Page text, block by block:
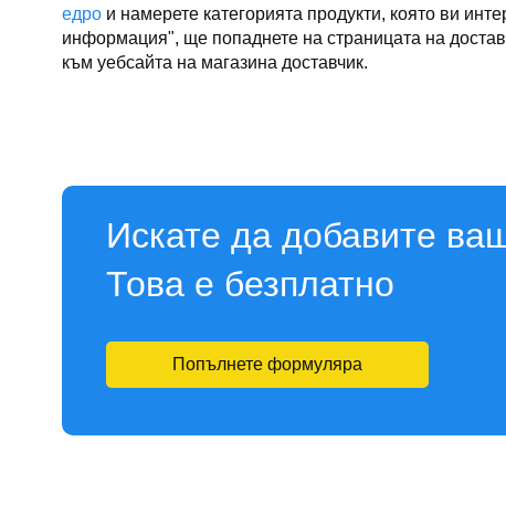
едро и намерете категорията продукти, която ви
информация", ще попаднете на страницата на
към уебсайта на магазина доставчик.
Искате да добавите
Това е безплатно
Попълнете формуляра